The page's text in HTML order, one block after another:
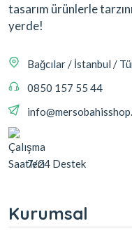
tasarım ürünlerle
yerde!
Bağcılar / İstanbul /
0850 157 55 44
7/24 Destek
Kurumsal